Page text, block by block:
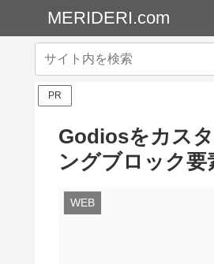
MERIDERI.com
PR
Godiosをカス
ングブロック要
WEB